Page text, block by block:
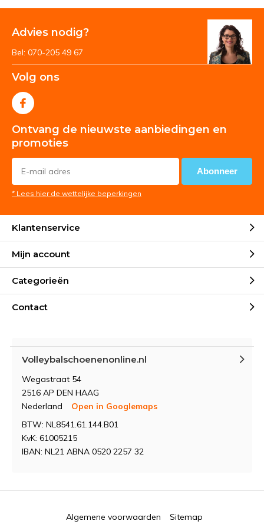
Advies nodig?
Bel: 070-205 49 67
Volg ons
Ontvang de nieuwste aanbiedingen en
promoties
Abonneer
* Lees hier de wettelijke beperkingen
Klantenservice
Mijn account
Categorieën
Contact
Volleybalschoenenonline.nl
Wegastraat 54
2516 AP DEN HAAG
Nederland
Open in Googlemaps
BTW: NL8541.61.144.B01
KvK: 61005215
IBAN: NL21 ABNA 0520 2257 32
Algemene voorwaarden Sitemap